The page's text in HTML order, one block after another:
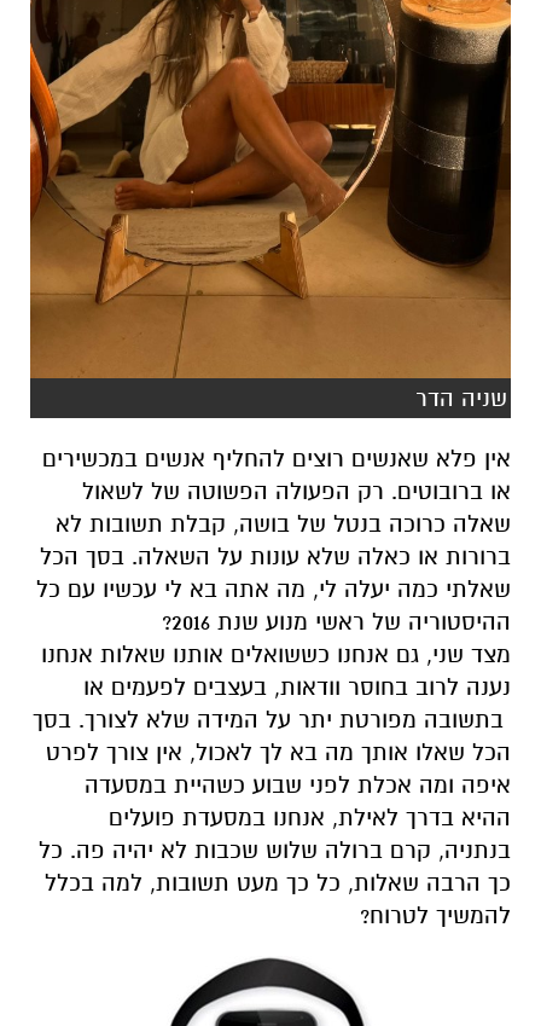
שניה הדר
אין פלא שאנשים רוצים להחליף אנשים במכשירים
או ברובוטים. רק הפעולה הפשוטה של לשאול
שאלה כרוכה בנטל של בושה, קבלת תשובות לא
ברורות או כאלה שלא עונות על השאלה. בסך הכל
שאלתי כמה יעלה לי, מה אתה בא לי עכשיו עם כל
ההיסטוריה של ראשי מנוע שנת 2016
?
מצד שני, גם אנחנו כששואלים אותנו שאלות אנחנו
נענה לרוב בחוסר וודאות, בעצבים לפעמים או
בתשובה מפורטת יתר על המידה שלא לצורך. בסך
הכל שאלו אותך מה בא לך לאכול, אין צורך לפרט
איפה ומה אכלת לפני שבוע כשהיית במסעדה
ההיא בדרך לאילת, אנחנו במסעדת פועלים
בנתניה, קרם ברולה שלוש שכבות לא יהיה פה. כל
כך הרבה שאלות, כל כך מעט תשובות, למה בכלל
להמשיך לטרוח?